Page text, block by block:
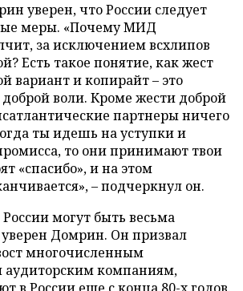
уверен, что России следует
меры. «Почему МИД
за исключением всхлипов
Есть такое понятие, как жест
вариант и копирайт – это
воли. Кроме жести доброй
партнеры ничего
ты идешь на уступки и
то они принимают твои
«спасибо», и на этом
– подчеркнул он.
могут быть весьма
Домрин. Он призвал
многочисленным
компаниям,